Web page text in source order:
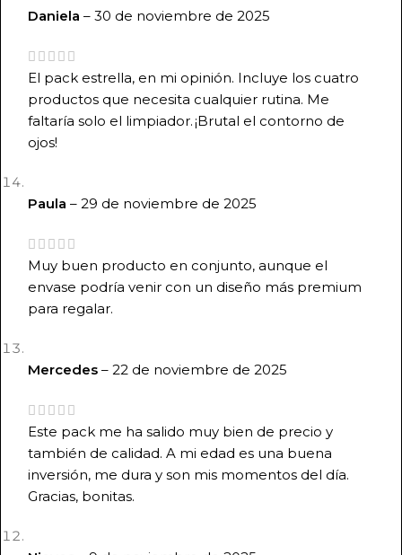
Mercedes – 22 de noviembre de 2025
Este pack me ha salido muy bien de precio y
también de calidad. A mi edad es una buena
inversión, me dura y son mis momentos del día.
Gracias, bonitas.
Paula – 29 de noviembre de 2025
Muy buen producto en conjunto, aunque el
envase podría venir con un diseño más premium
para regalar.
Daniela – 30 de noviembre de 2025
El pack estrella, en mi opinión. Incluye los cuatro
productos que necesita cualquier rutina. Me
faltaría solo el limpiador. ¡Brutal el contorno de
ojos!